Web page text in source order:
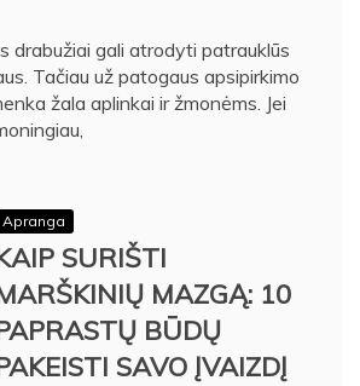
drabužiai gali atrodyti patrauklūs
Tačiau už patogaus apsipirkimo
žala aplinkai ir žmonėms. Jei
Apranga
SURIŠTI
MAZGĄ: 10
BŪDŲ
SAVO ĮVAIZDĮ